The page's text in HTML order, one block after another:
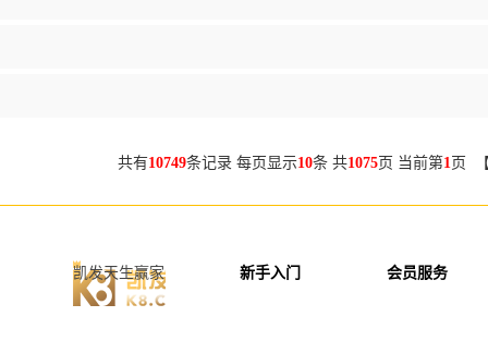
共有10749条记录 每页显示10条 共1075页 当前第1页
凯发天生赢家 新手入门 会员服务